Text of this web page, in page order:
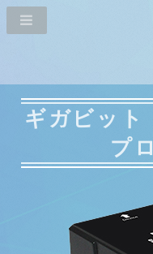
ギガビット
プ